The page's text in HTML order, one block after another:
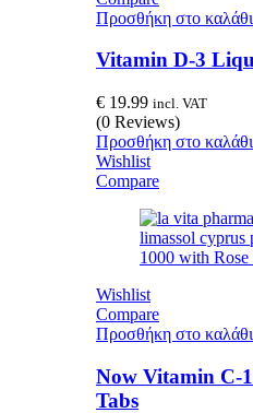
Προσθήκη στο καλάθι
Vitamin D-3
€ 19.99 incl. VAT
(0 Reviews)
Προσθήκη στο καλάθι
Wishlist
Compare
Wishlist
Compare
Προσθήκη στο καλάθι
Now Vitamin C-
Tabs